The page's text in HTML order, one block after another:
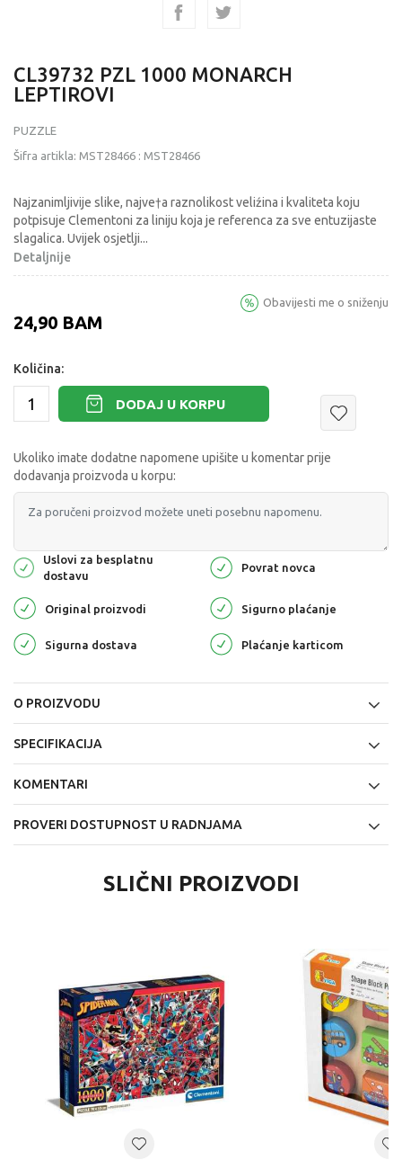
CL39732 PZL 1000 MONARCH
LEPTIROVI
PUZZLE
Šifra artikla: MST28466 : MST28466
Najzanimljivije slike, najve†a raznolikost veliźina i kvaliteta koju
potpisuje Clementoni za liniju koja je referenca za sve entuzijaste
slagalica. Uvijek osjetlji...
Detaljnije
24,90 BAM
Obavijesti me o sniženju
Količina:
DODAJ U KORPU
Ukoliko imate dodatne napomene upišite u komentar prije
dodavanja proizvoda u korpu:
Uslovi za besplatnu
dostavu
Povrat novca
Original proizvodi Sigurno plaćanje
Sigurna dostava Plaćanje karticom
O PROIZVODU
SPECIFIKACIJA
KOMENTARI
PROVERI DOSTUPNOST U RADNJAMA
SLIČNI PROIZVODI